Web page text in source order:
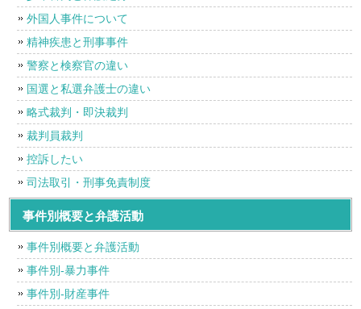
外国人事件について
精神疾患と刑事事件
警察と検察官の違い
国選と私選弁護士の違い
略式裁判・即決裁判
裁判員裁判
控訴したい
司法取引・刑事免責制度
事件別概要と弁護活動
事件別概要と弁護活動
事件別-暴力事件
事件別-財産事件